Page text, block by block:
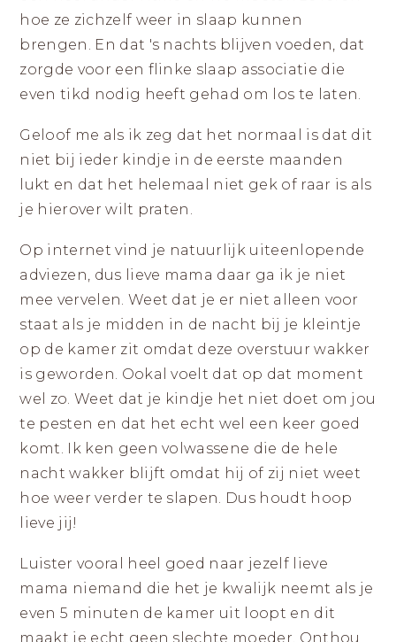
hoe ze zichzelf weer in slaap kunnen
brengen. En dat 's nachts blijven voeden, dat
zorgde voor een flinke slaap associatie die
even tikd nodig heeft gehad om los te laten.
Geloof me als ik zeg dat het normaal is dat dit
niet bij ieder kindje in de eerste maanden
lukt en dat het helemaal niet gek of raar is als
je hierover wilt praten.
Op internet vind je natuurlijk uiteenlopende
adviezen, dus lieve mama daar ga ik je niet
mee vervelen. Weet dat je er niet alleen voor
staat als je midden in de nacht bij je kleintje
op de kamer zit omdat deze overstuur wakker
is geworden. Ookal voelt dat op dat moment
wel zo. Weet dat je kindje het niet doet om jou
te pesten en dat het echt wel een keer goed
komt. Ik ken geen volwassene die de hele
nacht wakker blijft omdat hij of zij niet weet
hoe weer verder te slapen. Dus houdt hoop
lieve jij!
Luister vooral heel goed naar jezelf lieve
mama niemand die het je kwalijk neemt als je
even 5 minuten de kamer uit loopt en dit
maakt je echt geen slechte moeder. Onthou